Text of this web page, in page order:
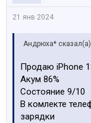
21 янв 2024
Андрюха*
Продаю iPhone
Акум 86%
Состояние 9/10
В комлекте
зарядки